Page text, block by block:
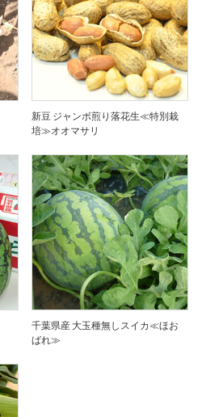
新豆 ジャンボ煎り落花生≪特別栽
培≫オオマサリ
千葉県産 大玉種無しスイカ≪ほお
ばれ≫